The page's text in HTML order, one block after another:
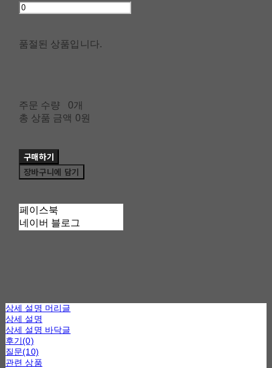
품절된 상품입니다.
주문 수량
0개
총 상품 금액 0원
구매하기
장바구니에 담기
페이스북
네이버 블로그
상세 설명 머리글
상세 설명
상세 설명 바닥글
후기(0)
질문(10)
관련 상품